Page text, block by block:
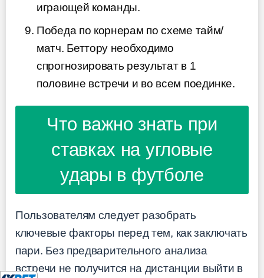
играющей команды.
Победа по корнерам по схеме тайм/
матч. Беттору необходимо
спрогнозировать результат в 1
половине встречи и во всем поединке.
Что важно знать при
ставках на угловые
удары в футболе
Пользователям следует разобрать
ключевые факторы перед тем, как заключать
пари. Без предварительного анализа
встречи не получится на дистанции выйти в